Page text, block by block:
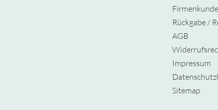
Rückgabe /
AGB
Impressum
Sitemap